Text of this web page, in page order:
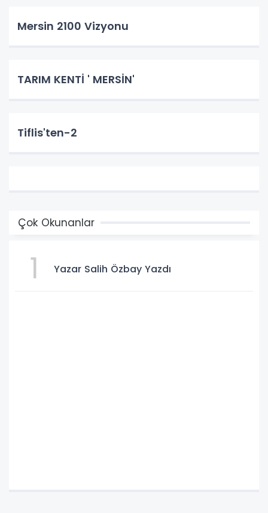
Mersin 2100 Vizyonu
TARIM KENTİ ' MERSİN'
Tiflis'ten-2
Çok Okunanlar
1 Yazar Salih Özbay Yazdı